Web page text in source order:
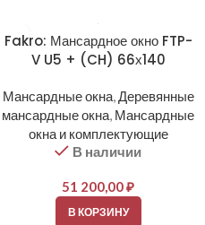
Fakro: Мансардное окно FTP-
V U5 + (CH) 66х140
Мансардные окна,Деревянные
мансардные окна, Мансардные
окна и комплектующие
В наличии
51 200,00₽
В КОРЗИНУ